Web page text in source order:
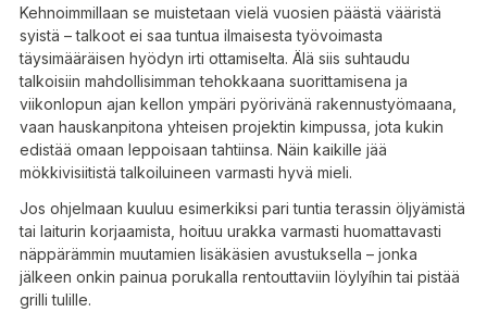
Kehnoimmillaan se muistetaan vielä vuosien päästä vääristä
syistä – talkoot ei saa tuntua ilmaisesta työvoimasta
täysimääräisen hyödyn irti ottamiselta. Älä siis suhtaudu
talkoisiin mahdollisimman tehokkaana suorittamisena ja
viikonlopun ajan kellon ympäri pyörivänä rakennustyömaana,
vaan hauskanpitona yhteisen projektin kimpussa, jota kukin
edistää omaan leppoisaan tahtiinsa. Näin kaikille jää
mökkivisiitistä talkoiluineen varmasti hyvä mieli.
Jos ohjelmaan kuuluu esimerkiksi pari tuntia terassin öljyämistä
tai laiturin korjaamista, hoituu urakka varmasti huomattavasti
näppärämmin muutamien lisäkäsien avustuksella – jonka
jälkeen onkin painua porukalla rentouttaviin löylyíhin tai pistää
grilli tulille.